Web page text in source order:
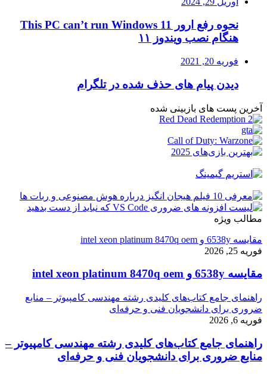
نحوه رفع ارور This PC can’t run Windows 11
هنگام نصب ویندوز ۱۱
فوریه 20, 2021
دیدن پیام های حذف شده در تلگرام
آخرین پست های بازبینی شده
مطالب ویژه
مقایسه 6538y و intel xeon platinum 8470q oem
فوریه 25, 2026
مقایسه 6538y و intel xeon platinum 8470q oem
راهنمای جامع کتاب‌های کلیدی رشته مهندسی کامپیوتر – منابع
ضروری برای دانشجویان فنی و حرفه‌ای
فوریه 6, 2026
راهنمای جامع کتاب‌های کلیدی رشته مهندسی کامپیوتر –
منابع ضروری برای دانشجویان فنی و حرفه‌ای